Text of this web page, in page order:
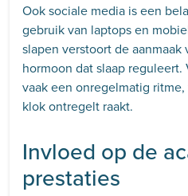
Ook sociale media is een
gebruik van laptops en
slapen verstoort de
hormoon dat slaap
vaak een onregelmatig
klok ontregelt raakt.
Invloed op de
prestaties